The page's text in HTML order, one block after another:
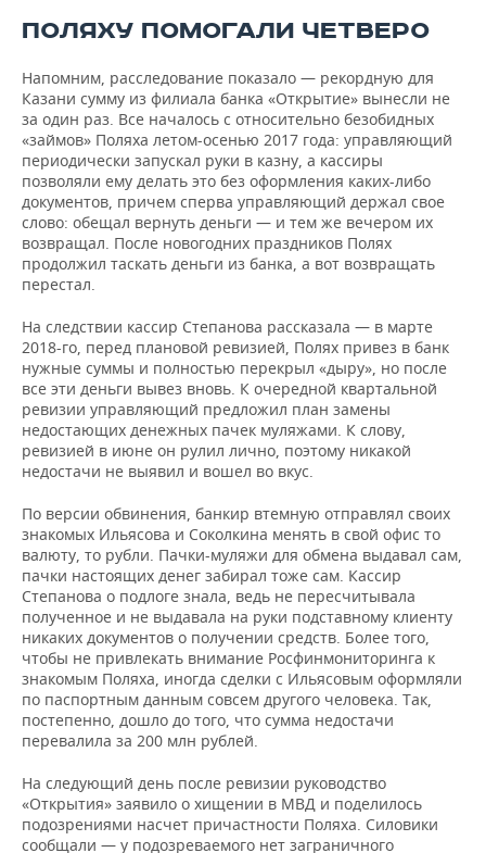
ПОЛЯХУ ПОМОГАЛИ ЧЕТВЕРО
Напомним, расследование показало — рекордную для
Казани сумму из филиала банка «Открытие» вынесли не
за один раз. Все началось с относительно безобидных
«займов» Поляха летом-осенью 2017 года: управляющий
периодически запускал руки в казну, а кассиры
позволяли ему делать это без оформления каких-либо
документов, причем сперва управляющий держал свое
слово: обещал вернуть деньги — и тем же вечером их
возвращал. После новогодних праздников Полях
продолжил таскать деньги из банка, а вот возвращать
перестал.
На следствии кассир Степанова рассказала — в марте
2018-го, перед плановой ревизией, Полях привез в банк
нужные суммы и полностью перекрыл «дыру», но после
все эти деньги вывез вновь. К очередной квартальной
ревизии управляющий предложил план замены
недостающих денежных пачек муляжами. К слову,
ревизией в июне он рулил лично, поэтому никакой
недостачи не выявил и вошел во вкус.
По версии обвинения, банкир втемную отправлял своих
знакомых Ильясова и Соколкина менять в свой офис то
валюту, то рубли. Пачки-муляжи для обмена выдавал сам,
пачки настоящих денег забирал тоже сам. Кассир
Степанова о подлоге знала, ведь не пересчитывала
полученное и не выдавала на руки подставному клиенту
никаких документов о получении средств. Более того,
чтобы не привлекать внимание Росфинмониторинга к
знакомым Поляха, иногда сделки с Ильясовым оформляли
по паспортным данным совсем другого человека. Так,
постепенно, дошло до того, что сумма недостачи
перевалила за 200 млн рублей.
На следующий день после ревизии руководство
«Открытия» заявило о хищении в МВД и поделилось
подозрениями насчет причастности Поляха. Силовики
сообщали — у подозреваемого нет заграничного